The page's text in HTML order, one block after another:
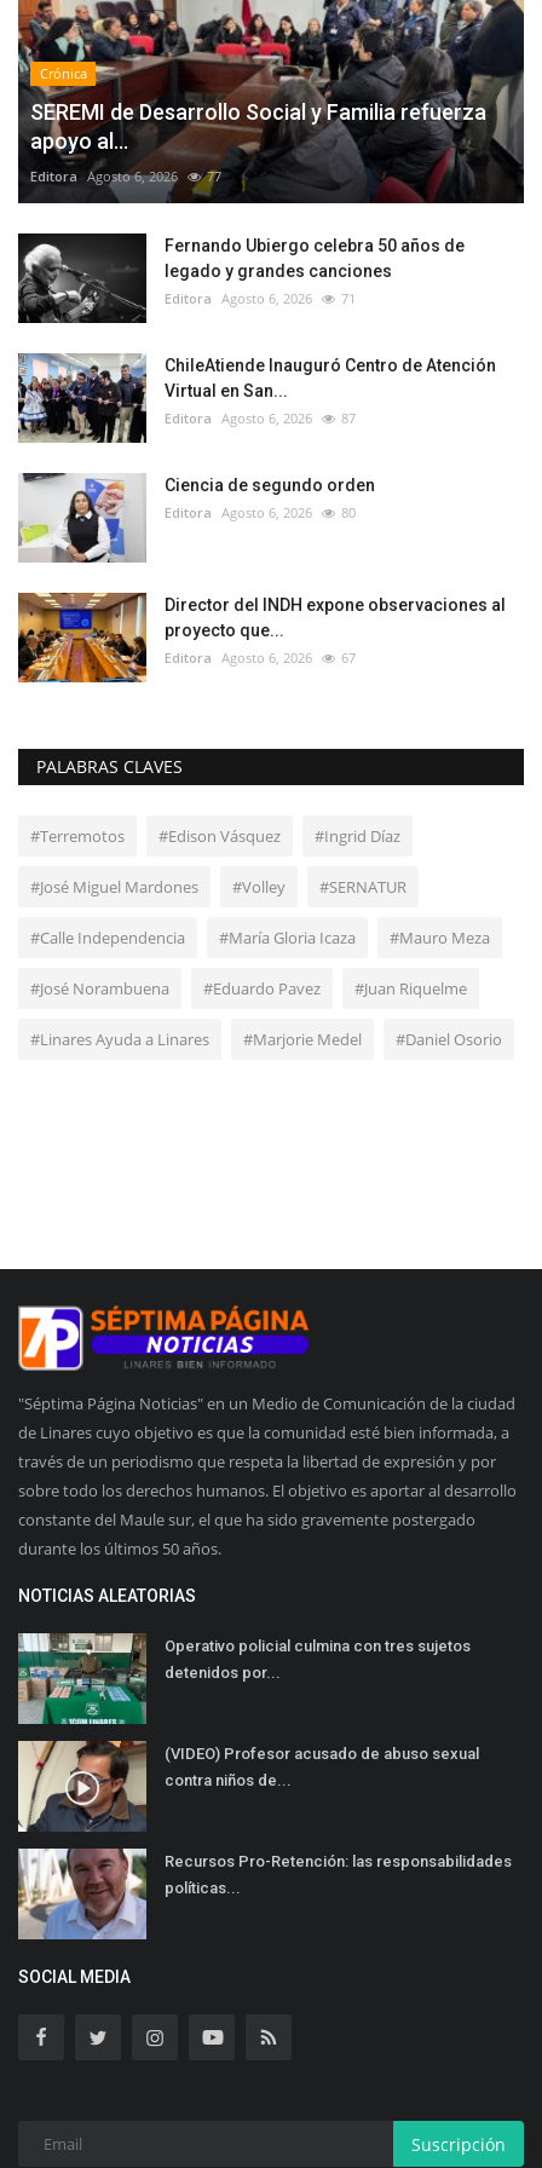
Crónica
SEREMI de Desarrollo Social y Familia refuerza
apoyo al...
Editora Agosto 6, 2026 77
Fernando Ubiergo celebra 50 años de
legado y grandes canciones
Editora Agosto 6, 2026 71
ChileAtiende Inauguró Centro de Atención
Virtual en San...
Editora Agosto 6, 2026 87
Ciencia de segundo orden
Editora Agosto 6, 2026 80
Director del INDH expone observaciones al
proyecto que...
Editora Agosto 6, 2026 67
PALABRAS CLAVES
#Terremotos #Edison Vásquez #Ingrid Díaz
#José Miguel Mardones #Volley #SERNATUR
#Calle Independencia #María Gloria Icaza #Mauro Meza
#José Norambuena #Eduardo Pavez #Juan Riquelme
#Linares Ayuda a Linares #Marjorie Medel #Daniel Osorio
"Séptima Página Noticias" en un Medio de Comunicación de la ciudad
de Linares cuyo objetivo es que la comunidad esté bien informada, a
través de un periodismo que respeta la libertad de expresión y por
sobre todo los derechos humanos. El objetivo es aportar al desarrollo
constante del Maule sur, el que ha sido gravemente postergado
durante los últimos 50 años.
NOTICIAS ALEATORIAS
Operativo policial culmina con tres sujetos
detenidos por...
(VIDEO) Profesor acusado de abuso sexual
contra niños de...
Recursos Pro-Retención: las responsabilidades
políticas...
SOCIAL MEDIA
Suscripción